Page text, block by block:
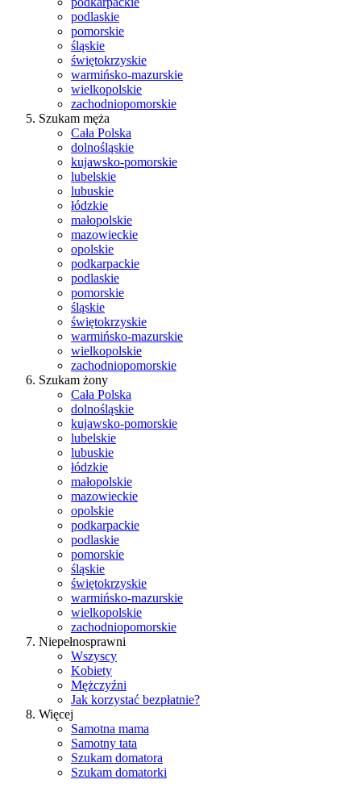
podlaskie
pomorskie
śląskie
świętokrzyskie
warmińsko-mazurskie
wielkopolskie
zachodniopomorskie
Szukam męża
Cała Polska
dolnośląskie
kujawsko-pomorskie
lubelskie
lubuskie
łódzkie
małopolskie
mazowieckie
opolskie
podkarpackie
podlaskie
pomorskie
śląskie
świętokrzyskie
warmińsko-mazurskie
wielkopolskie
zachodniopomorskie
Szukam żony
Cała Polska
dolnośląskie
kujawsko-pomorskie
lubelskie
lubuskie
łódzkie
małopolskie
mazowieckie
opolskie
podkarpackie
podlaskie
pomorskie
śląskie
świętokrzyskie
warmińsko-mazurskie
wielkopolskie
zachodniopomorskie
Niepełnosprawni
Wszyscy
Kobiety
Mężczyźni
Jak korzystać bezpłatnie?
Więcej
Samotna mama
Samotny tata
Szukam domatora
Szukam domatorki